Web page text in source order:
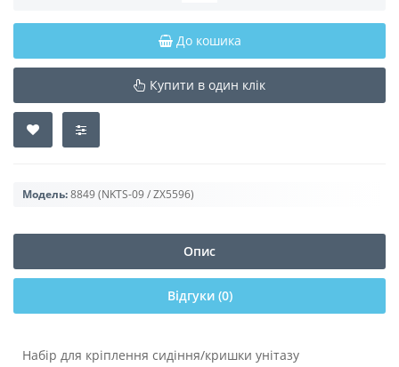
До кошика
Купити в один клік
Модель:8849 (NKTS-09 / ZX5596)
Опис
Відгуки (0)
Набір для кріплення сидіння/кришки унітазу